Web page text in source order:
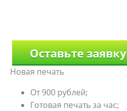
Оставьте заявку
Новая печать
От 900 рублей;
Готовая печать за час;